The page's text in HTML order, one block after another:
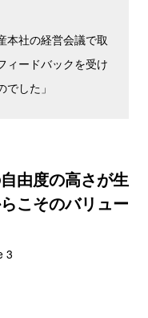
本社の経営会議で取
ィードバックを受け
した」
由度の高さが生
こそのバリュー